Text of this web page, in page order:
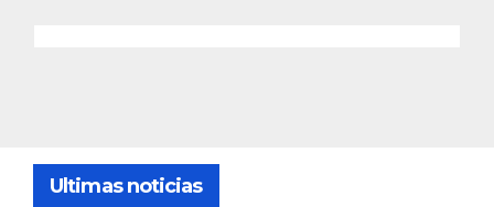
Ultimas noticias